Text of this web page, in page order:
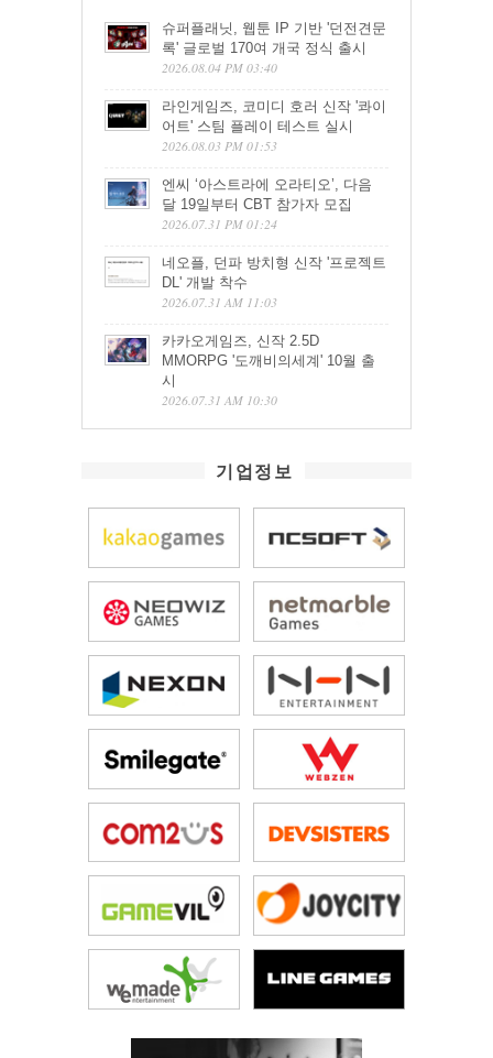
슈퍼플래닛, 웹툰 IP 기반 '던전견문
록' 글로벌 170여 개국 정식 출시
2026.08.04 PM 03:40
라인게임즈, 코미디 호러 신작 '콰이
어트' 스팀 플레이 테스트 실시
2026.08.03 PM 01:53
엔씨 ‘아스트라에 오라티오’, 다음
달 19일부터 CBT 참가자 모집
2026.07.31 PM 01:24
네오플, 던파 방치형 신작 '프로젝트
DL' 개발 착수
2026.07.31 AM 11:03
카카오게임즈, 신작 2.5D
MMORPG '도깨비의세계' 10월 출
시
2026.07.31 AM 10:30
기업정보